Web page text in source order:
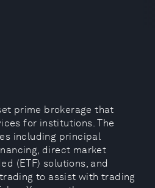
prime brokerage that
for institutions. The
including principal
direct market
(ETF) solutions, and
to assist with trading